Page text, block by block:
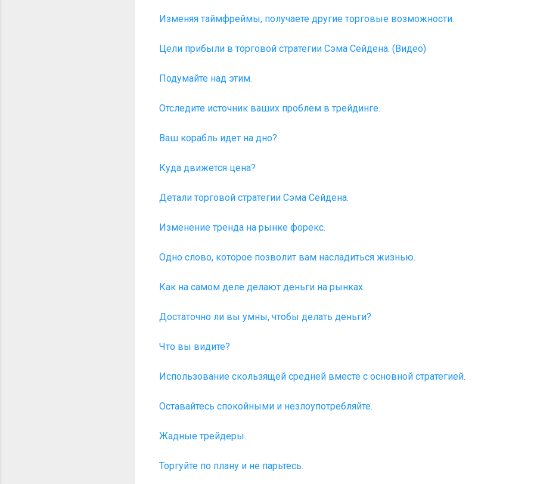
Изменяя таймфреймы, получаете другие торговые возможности.
Цели прибыли в торговой стратегии Сэма Сейдена. (Видео)
Подумайте над этим.
Отследите источник ваших проблем в трейдинге.
Ваш корабль идет на дно?
Куда движется цена?
Детали торговой стратегии Сэма Сейдена.
Изменение тренда на рынке форекс.
Одно слово, которое позволит вам насладиться жизнью.
Как на самом деле делают деньги на рынках.
Достаточно ли вы умны, чтобы делать деньги?
Что вы видите?
Использование скользящей средней вместе с основной стратегией.
Оставайтесь спокойными и незлоупотребляйте.
Жадные трейдеры.
Торгуйте по плану и не парьтесь.